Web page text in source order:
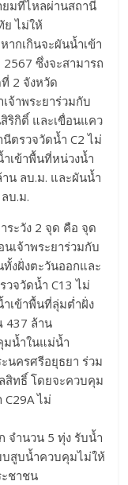
มที่ไหลผ่านสถานี
ย ไม่ให้
ากเกินจะผันน้ำเข้า
ซึ่งจะสามารถ
2 จังหวัด
จ้าพระยาร่วมกับ
ริกิติ์ และเขื่อนแคว
ตรวจวัดน้ำ C2 ไม่
เข้าพื้นที่หน่วงน้ำ
น ลบ.ม. และผันน้ำ
บ.ม.
ระวัง 2 จุด คือ จุด
เจ้าพระยาร่วมกับ
งฝั่งตะวันออกและ
จวัดน้ำ C13 ไม่
เข้าพื้นที่ลุ่มต่ำฝั่ง
437 ล้าน
มน้ำในแม่น้ำ
นครศรีอยุธยา ร่วม
สิทธิ์ โดยจะควบคุม
ไม่
จำนวน 5 ทุ่ง รับน้ำ
สูบน้ำควบคุมไม่ให้
ชาชน